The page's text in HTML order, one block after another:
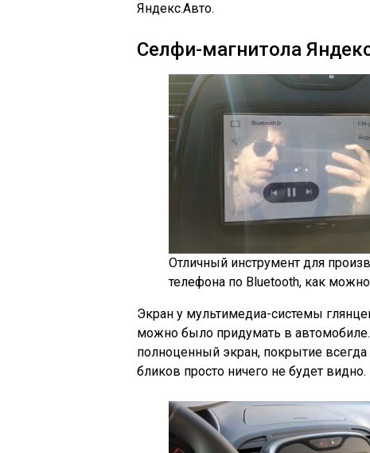
Яндекс.Авто.
Селфи-магнитола
Отличный инструмент для
телефона по Bluetooth, как
Экран у мультимедиа-системы
можно было придумать в
полноценный экран, покрытие
бликов просто ничего не будет видно.